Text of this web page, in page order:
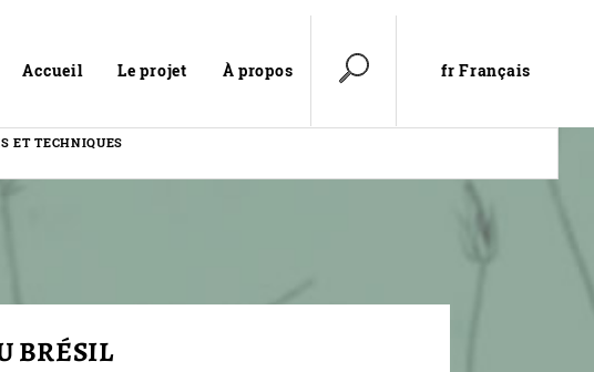
Accueil Le projet À propos fr Français
ET TECHNIQUES
BRÉSIL